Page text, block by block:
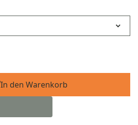
In den Warenkorb